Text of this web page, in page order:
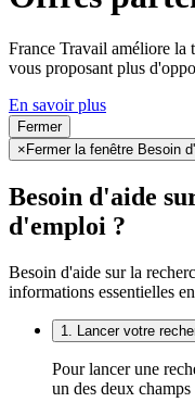
France Travail améliore la
vous proposant plus
En savoir plus
Fermer
× Fermer la fenêtre Besoin
Besoin d'aide
d'emploi ?
Besoin d'aide sur la
informations essentielles
1. Lancer votre
Pour lancer une
un des deux champs